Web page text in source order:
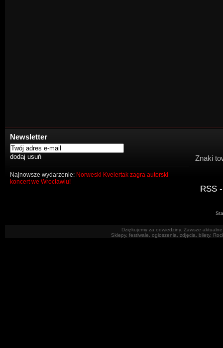
Newsletter
Najnowsze wydarzenie: Norweski Kvelertak zagra autorski
koncert we Wrocławiu!
Znaki
RSS
Dziękujemy za odwiedziny. Zawsze
Sklepy, festiwale, ogłoszenia, zdjęcia, bilety.